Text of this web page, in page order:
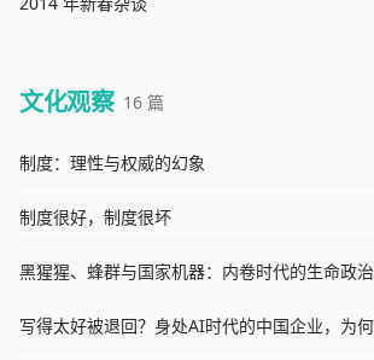
文化观察 16 篇
制度：理性与权威的幻象
制度很好，制度很坏
黑猩猩、蜂群与国家机器：内卷时代的生命政治